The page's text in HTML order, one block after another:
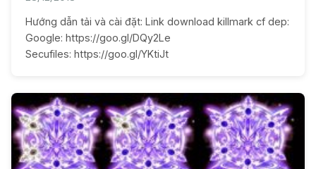
Hướng dẫn tải và cài đặt: Link download killmark cf dep:
Google: https://goo.gl/DQy2Le
Secufiles: https://goo.gl/YKtiJt